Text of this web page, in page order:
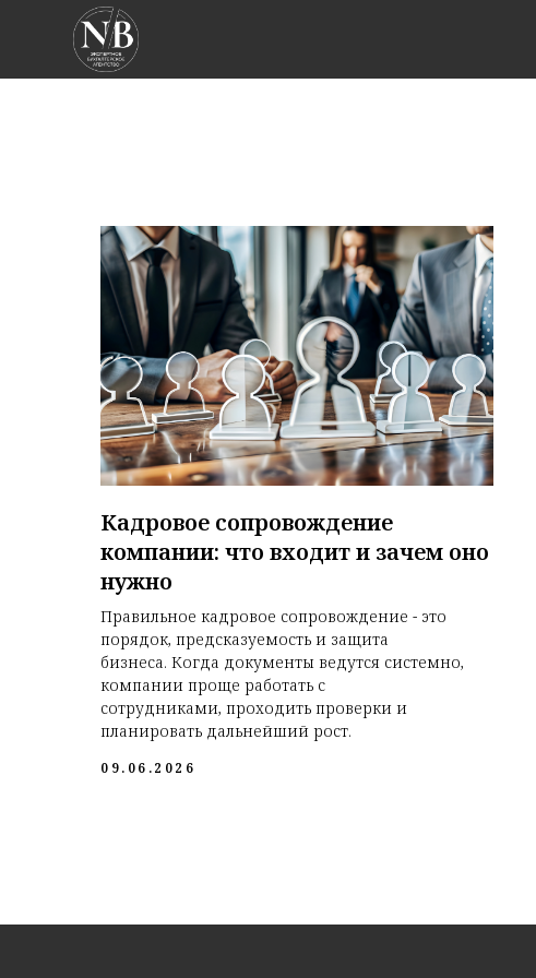
Кадровое сопровождение
компании: что входит и зачем оно
нужно
Правильное кадровое сопровождение - это
порядок, предсказуемость и защита
бизнеса. Когда документы ведутся системно,
компании проще работать с
сотрудниками, проходить проверки и
планировать дальнейший рост.
09.06.2026